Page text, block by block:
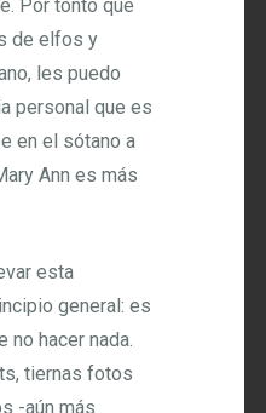
Por tonto que
de elfos y
les puedo
personal que es
en el sótano a
Ann es más
esta
general: es
no hacer nada.
tiernas fotos
-aún más